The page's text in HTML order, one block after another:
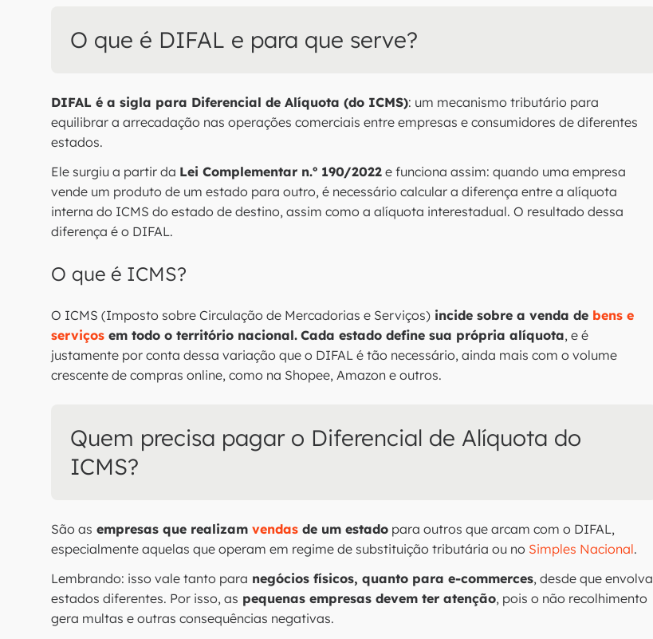
O que é DIFAL e para que serve?
DIFAL é a sigla para Diferencial de Alíquota (do ICMS): um mecanismo tributário para
equilibrar a arrecadação nas operações comerciais entre empresas e consumidores de diferentes
estados.
Ele surgiu a partir da Lei Complementar n.º 190/2022 e funciona assim: quando uma empresa
vende um produto de um estado para outro, é necessário calcular a diferença entre a alíquota
interna do ICMS do estado de destino, assim como a alíquota interestadual. O resultado dessa
diferença é o DIFAL.
O que é ICMS?
O ICMS (Imposto sobre Circulação de Mercadorias e Serviços) incide sobre a venda de bens e
serviços em todo o território nacional. Cada estado define sua própria alíquota, e é
justamente por conta dessa variação que o DIFAL é tão necessário, ainda mais com o volume
crescente de compras online, como na Shopee, Amazon e outros.
Quem precisa pagar o Diferencial de Alíquota do
ICMS?
São as empresas que realizam vendas de um estado para outros que arcam com o DIFAL,
especialmente aquelas que operam em regime de substituição tributária ou no Simples Nacional.
Lembrando: isso vale tanto para negócios físicos, quanto para e-commerces, desde que envolva
estados diferentes. Por isso, as pequenas empresas devem ter atenção, pois o não recolhimento
gera multas e outras consequências negativas.